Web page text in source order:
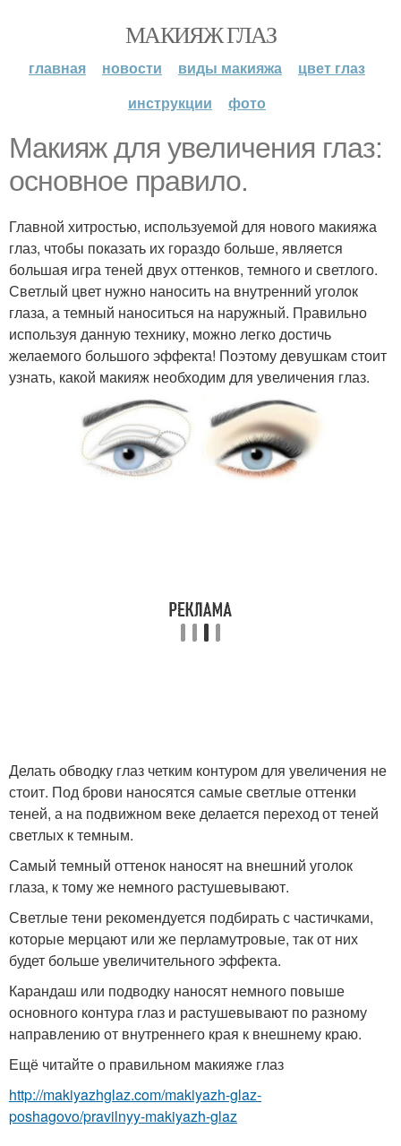
МАКИЯЖ ГЛАЗ
главная новости виды макияжа
цвет глаз
инструкции
фото
Макияж для увеличения глаз:
основное правило.
Главной хитростью, используемой для нового макияжа
глаз, чтобы показать их гораздо больше, является
большая игра теней двух оттенков, темного и светлого.
Светлый цвет нужно наносить на внутренний уголок
глаза, а темный наноситься на наружный. Правильно
используя данную технику, можно легко достичь
желаемого большого эффекта! Поэтому девушкам стоит
узнать, какой макияж необходим для увеличения глаз.
Делать обводку глаз четким контуром для увеличения не
стоит. Под брови наносятся самые светлые оттенки
теней, а на подвижном веке делается переход от теней
светлых к темным.
Самый темный оттенок наносят на внешний уголок
глаза, к тому же немного растушевывают.
Светлые тени рекомендуется подбирать с частичками,
которые мерцают или же перламутровые, так от них
будет больше увеличительного эффекта.
Карандаш или подводку наносят немного повыше
основного контура глаз и растушевывают по разному
направлению от внутреннего края к внешнему краю.
Ещё читайте о правильном макияже глаз
http://makiyazhglaz.com/makiyazh-glaz-
poshagovo/pravilnyy-makiyazh-glaz